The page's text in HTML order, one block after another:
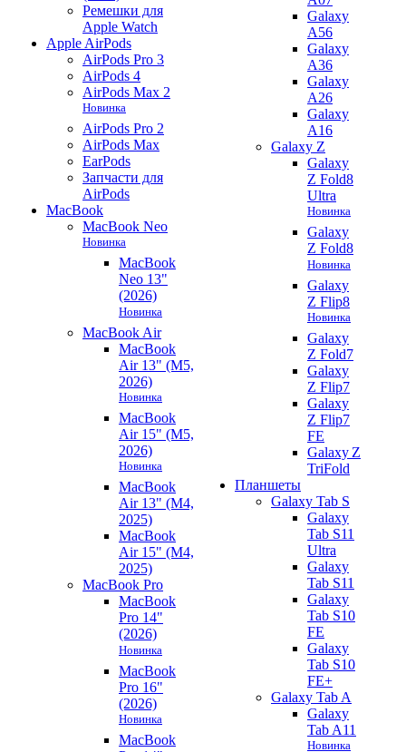
Ремешки для
Apple Watch
Apple AirPods
AirPods Pro 3
AirPods 4
AirPods Max 2
Новинка
AirPods Pro 2
AirPods Max
EarPods
Запчасти для
AirPods
MacBook
MacBook Neo
Новинка
MacBook
Neo 13"
(2026)
Новинка
MacBook Air
MacBook
Air 13" (M5,
2026)
Новинка
MacBook
Air 15" (M5,
2026)
Новинка
MacBook
Air 13" (M4,
2025)
MacBook
Air 15" (M4,
2025)
MacBook Pro
MacBook
Pro 14"
(2026)
Новинка
MacBook
Pro 16"
(2026)
Новинка
MacBook
Galaxy
A56
Galaxy
A36
Galaxy
A26
Galaxy
A16
Galaxy Z
Galaxy
Z Fold8
Ultra
Новинка
Galaxy
Z Fold8
Новинка
Galaxy
Z Flip8
Новинка
Galaxy
Z Fold7
Galaxy
Z Flip7
Galaxy
Z Flip7
FE
Galaxy Z
TriFold
Планшеты
Galaxy Tab S
Galaxy
Tab S11
Ultra
Galaxy
Tab S11
Galaxy
Tab S10
FE
Galaxy
Tab S10
FE+
Galaxy Tab A
Galaxy
Tab A11
Новинка